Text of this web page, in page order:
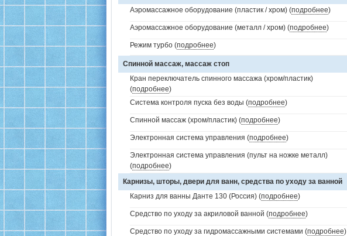
Аэромассажное оборудование (пластик / хром) (подробнее)
Аэромассажное оборудование (металл / хром) (подробнее)
Режим турбо (подробнее)
Спинной массаж, массаж стоп
Кран переключатель спинного массажа (хром/пластик)
(подробнее)
Система контроля пуска без воды (подробнее)
Спинной массаж (хром/пластик) (подробнее)
Электронная система управления (подробнее)
Электронная система управления (пульт на ножке металл)
(подробнее)
Карнизы, шторы, двери для ванн, средства по уходу за ванной
Карниз для ванны Данте 130 (Россия) (подробнее)
Средство по уходу за акриловой ванной (подробнее)
Средство по уходу за гидромассажными системами (подробнее)